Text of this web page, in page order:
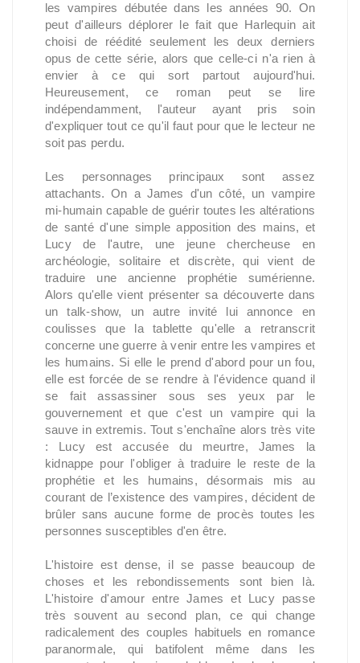
les vampires débutée dans les années 90. On
peut d'ailleurs déplorer le fait que Harlequin ait
choisi de réédité seulement les deux derniers
opus de cette série, alors que celle-ci n'a rien à
envier à ce qui sort partout aujourd'hui.
Heureusement, ce roman peut se lire
indépendamment, l'auteur ayant pris soin
d'expliquer tout ce qu'il faut pour que le lecteur ne
soit pas perdu.
Les personnages principaux sont assez
attachants. On a James d'un côté, un vampire
mi-humain capable de guérir toutes les altérations
de santé d'une simple apposition des mains, et
Lucy de l'autre, une jeune chercheuse en
archéologie, solitaire et discrète, qui vient de
traduire une ancienne prophétie sumérienne.
Alors qu'elle vient présenter sa découverte dans
un talk-show, un autre invité lui annonce en
coulisses que la tablette qu'elle a retranscrit
concerne une guerre à venir entre les vampires et
les humains. Si elle le prend d'abord pour un fou,
elle est forcée de se rendre à l'évidence quand il
se fait assassiner sous ses yeux par le
gouvernement et que c'est un vampire qui la
sauve in extremis. Tout s'enchaîne alors très vite
: Lucy est accusée du meurtre, James la
kidnappe pour l'obliger à traduire le reste de la
prophétie et les humains, désormais mis au
courant de l’existence des vampires, décident de
brûler sans aucune forme de procès toutes les
personnes susceptibles d'en être.
L'histoire est dense, il se passe beaucoup de
choses et les rebondissements sont bien là.
L'histoire d'amour entre James et Lucy passe
très souvent au second plan, ce qui change
radicalement des couples habituels en romance
paranormale, qui batifolent même dans les